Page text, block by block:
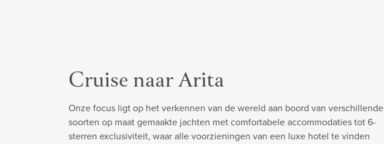
Cruise naar Arita
Onze focus ligt op het verkennen van de wereld aan boord van verschillende
soorten op maat gemaakte jachten met comfortabele accommodaties tot 6-
sterren exclusiviteit, waar alle voorzieningen van een luxe hotel te vinden